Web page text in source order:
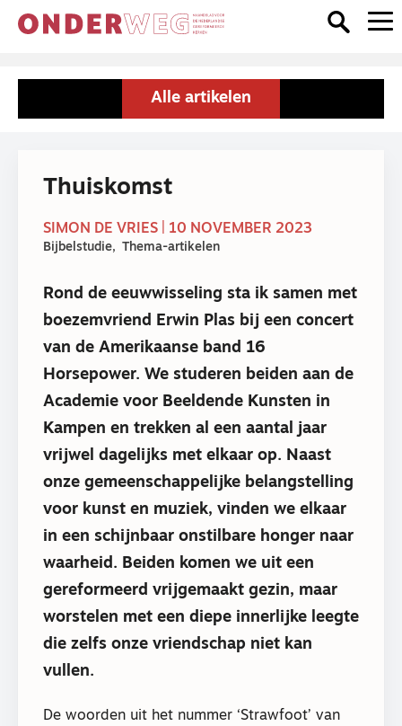
Alle artikelen
Thuiskomst
SIMON DE VRIES | 10 NOVEMBER 2023
Bijbelstudie Thema-artikelen
Rond de eeuwwisseling sta ik samen met
boezemvriend Erwin Plas bij een concert
van de Amerikaanse band 16
Horsepower. We studeren beiden aan de
Academie voor Beeldende Kunsten in
Kampen en trekken al een aantal jaar
vrijwel dagelijks met elkaar op. Naast
onze gemeenschappelijke belangstelling
voor kunst en muziek, vinden we elkaar
in een schijnbaar onstilbare honger naar
waarheid. Beiden komen we uit een
gereformeerd vrijgemaakt gezin, maar
worstelen met een diepe innerlijke leegte
die zelfs onze vriendschap niet kan
vullen.
De woorden uit het nummer ‘Strawfoot’ van